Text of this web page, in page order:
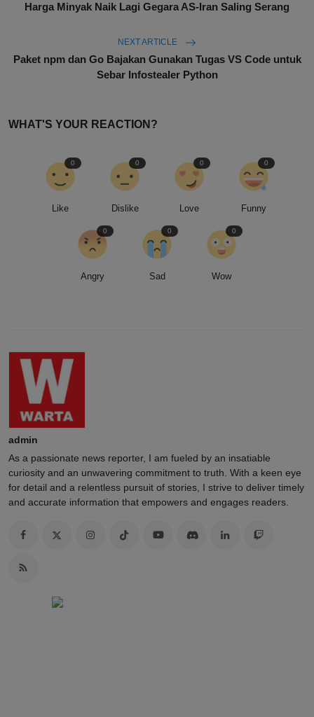
Harga Minyak Naik Lagi Gegara AS-Iran Saling Serang
NEXT ARTICLE
Paket npm dan Go Bajakan Gunakan Tugas VS Code untuk
Sebar Infostealer Python
WHAT'S YOUR REACTION?
Like
0
Dislike
0
Love
0
Funny
0
Angry
0
Sad
0
Wow
0
admin
As a passionate news reporter, I am fueled by an insatiable
curiosity and an unwavering commitment to truth. With a keen eye
for detail and a relentless pursuit of stories, I strive to deliver timely
and accurate information that empowers and engages readers.